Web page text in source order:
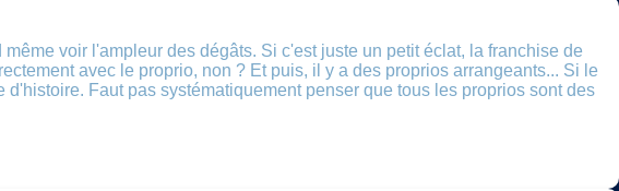
voir l'ampleur des dégâts. Si c'est juste un petit éclat, la franchise de
avec le proprio, non ? Et puis, il y a des proprios arrangeants... Si le
Faut pas systématiquement penser que tous les proprios sont des